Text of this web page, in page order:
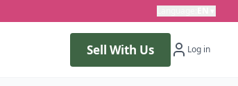
Sell With Us Log in